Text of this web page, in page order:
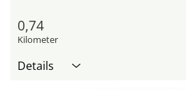
0,74
Kilometer
Details